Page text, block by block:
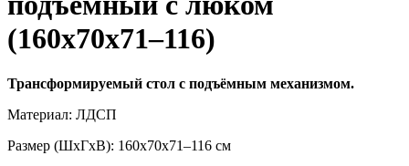
(160х70х71–116)
Трансформируемый стол с подъёмным механизмом.
Материал: ЛДСП
Размер (ШхГхВ): 160х70х71–116 см